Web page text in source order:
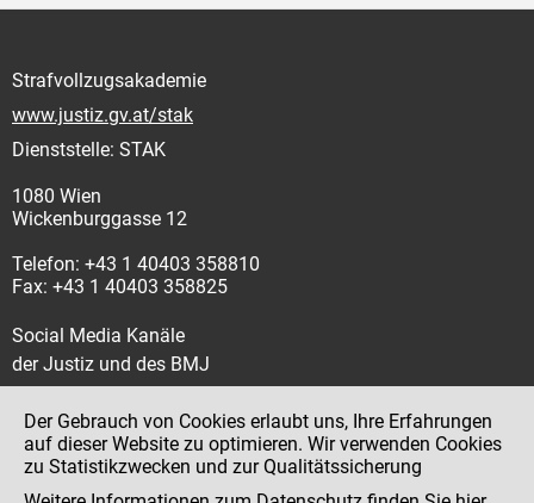
Strafvollzugsakademie
www.justiz.gv.at/stak
Dienststelle: STAK
1080 Wien
Wickenburggasse 12
Telefon: +43 1 40403 358810
Fax: +43 1 40403 358825
Social Media Kanäle
der Justiz und des BMJ
Impressum
Der Gebrauch von Cookies erlaubt uns, Ihre Erfahrungen
auf dieser Website zu optimieren. Wir verwenden Cookies
zu Statistikzwecken und zur Qualitätssicherung